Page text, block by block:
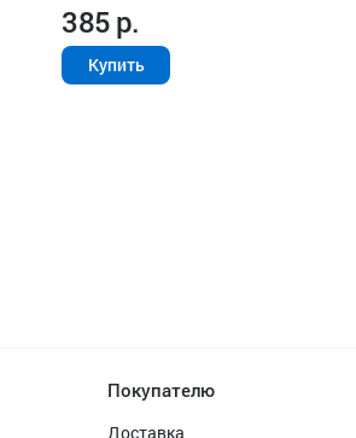
385р.
Купить
Покупателю
Доставка